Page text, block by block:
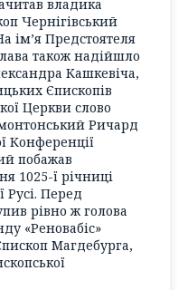
владика
Чернігівський
ім’я Предстоятеля
також надійшло
Кашкевіча,
Єпископів
Церкви слово
Ричард
Конференції
побажав
1025-ї річниці
Русі. Перед
рівно ж голова
«Реновабіс»
Магдебурга,